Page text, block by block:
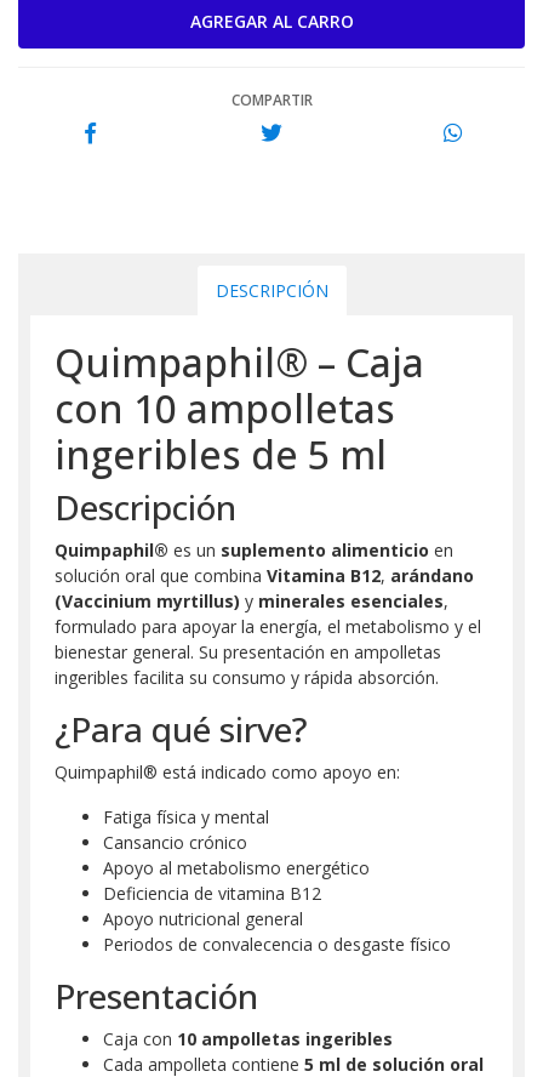
COMPARTIR
DESCRIPCIÓN
Quimpaphil® – Caja
con 10 ampolletas
ingeribles de 5 ml
Descripción
Quimpaphil® es un suplemento alimenticio en
solución oral que combina Vitamina B12, arándano
(Vaccinium myrtillus) y minerales esenciales,
formulado para apoyar la energía, el metabolismo y el
bienestar general. Su presentación en ampolletas
ingeribles facilita su consumo y rápida absorción.
¿Para qué sirve?
Quimpaphil® está indicado como apoyo en:
Fatiga física y mental
Cansancio crónico
Apoyo al metabolismo energético
Deficiencia de vitamina B12
Apoyo nutricional general
Periodos de convalecencia o desgaste físico
Presentación
Caja con 10 ampolletas ingeribles
Cada ampolleta contiene 5 ml de solución oral